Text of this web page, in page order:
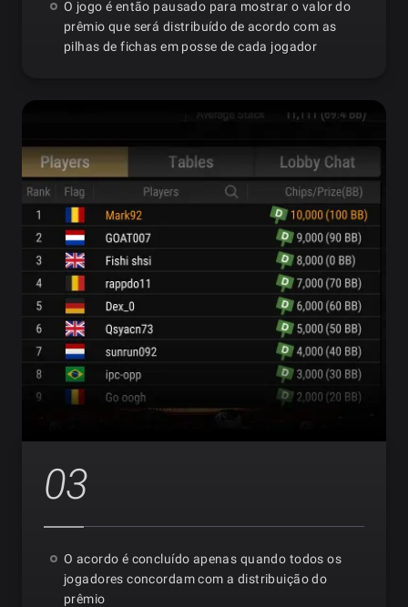
O jogo é então pausado para mostrar o valor do
prêmio que será distribuído de acordo com as
pilhas de fichas em posse de cada jogador
03
O acordo é concluído apenas quando todos os
jogadores concordam com a distribuição do
prêmio